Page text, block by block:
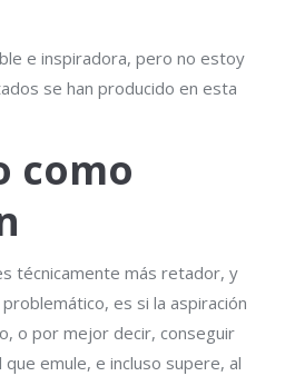
e inspiradora, pero no estoy
se han producido en esta
como
técnicamente más retador, y
es si la aspiración
o por mejor decir, conseguir
emule, e incluso supere, al